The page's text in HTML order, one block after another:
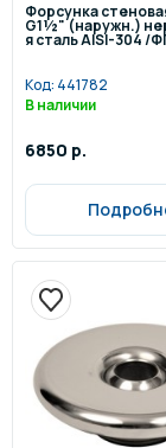
Форсунка
G1½" (наружн.)
я сталь AISI-304 /
Код: 441782
В наличии
6850 р.